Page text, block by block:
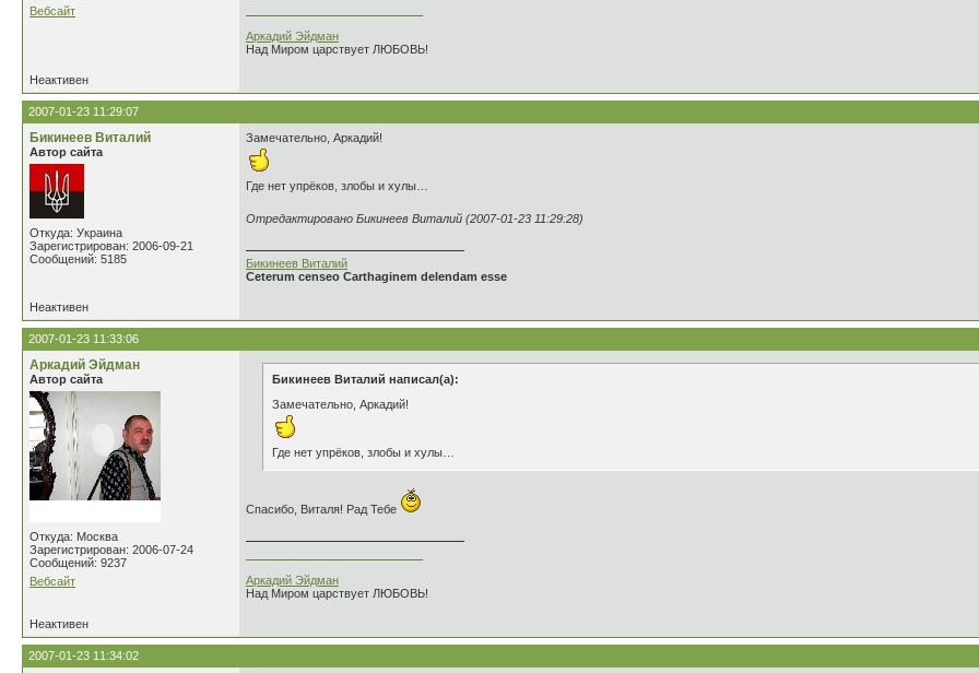
Вебсайт
Аркадий Эйдман
Над Миром царствует ЛЮБОВЬ!
Неактивен
2007-01-23 11:29:07
Бикинеев Виталий
Автор сайта
Откуда: Украина
Зарегистрирован: 2006-09-21
Сообщений: 5185
Замечательно, Аркадий!
Где нет упрёков, злобы и хулы…
Отредактировано Бикинеев Виталий (2007-01-23 11:29:28)
Бикинеев Виталий
Ceterum censeo Carthaginem delendam esse
Неактивен
2007-01-23 11:33:06
Аркадий Эйдман
Автор сайта
Откуда: Москва
Зарегистрирован: 2006-07-24
Сообщений: 9237
Вебсайт
Бикинеев Виталий написал(а):
Замечательно, Аркадий!
Где нет упрёков, злобы и хулы…
Спасибо, Виталя! Рад Тебе
Аркадий Эйдман
Над Миром царствует ЛЮБОВЬ!
Неактивен
2007-01-23 11:34:02